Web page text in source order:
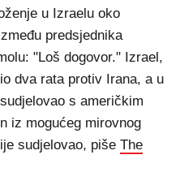
u Izraelu oko
predsjednika
"Loš dogovor." Izrael,
dva rata protiv Irana, a u
s američkim
iz mogućeg mirovnog
sudjelovao, piše The